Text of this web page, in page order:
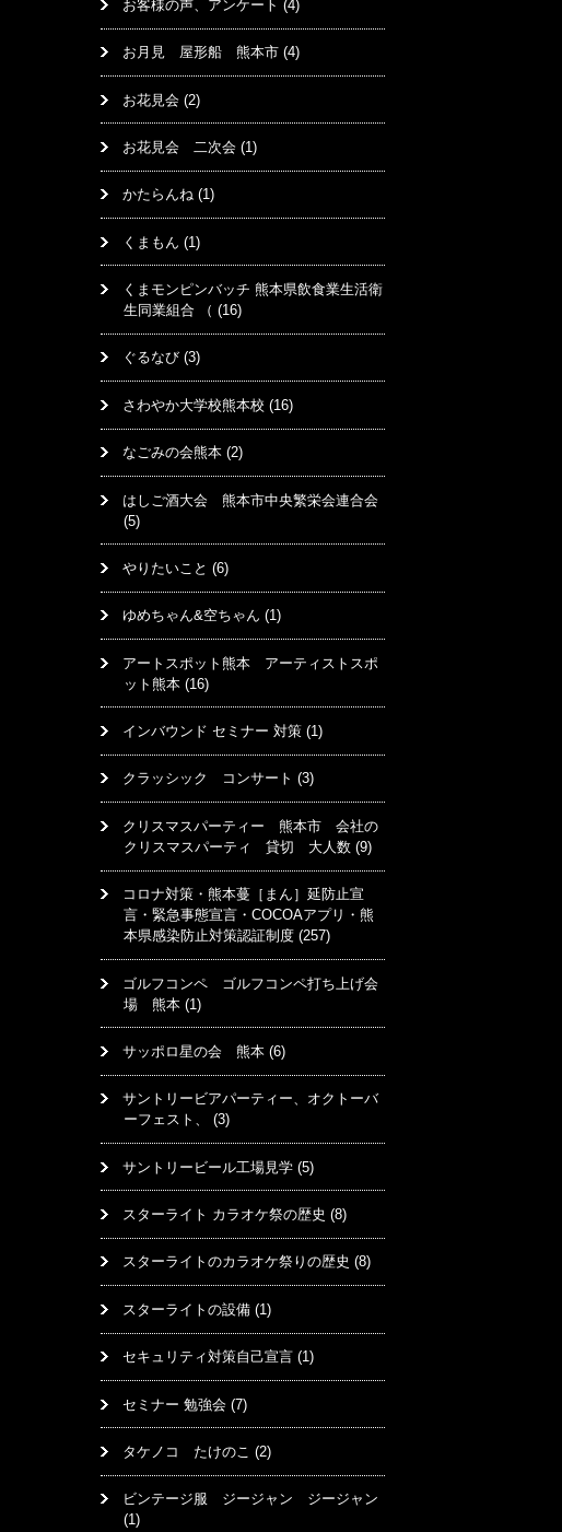
お客様の声、アンケート (4)
お月見 屋形船 熊本市 (4)
お花見会 (2)
お花見会 二次会 (1)
かたらんね (1)
くまもん (1)
くまモンピンバッチ 熊本県飲食業生活衛
生同業組合 （ (16)
ぐるなび (3)
さわやか大学校熊本校 (16)
なごみの会熊本 (2)
はしご酒大会 熊本市中央繁栄会連合会
(5)
やりたいこと (6)
ゆめちゃん&空ちゃん (1)
アートスポット熊本 アーティストスポ
ット熊本 (16)
インバウンド セミナー 対策 (1)
クラッシック コンサート (3)
クリスマスパーティー 熊本市 会社の
クリスマスパーティ 貸切 大人数 (9)
コロナ対策・熊本蔓［まん］延防止宣
言・緊急事態宣言・COCOAアプリ・熊
本県感染防止対策認証制度 (257)
ゴルフコンペ ゴルフコンペ打ち上げ会
場 熊本 (1)
サッポロ星の会 熊本 (6)
サントリービアパーティー、オクトーバ
ーフェスト、 (3)
サントリービール工場見学 (5)
スターライト カラオケ祭の歴史 (8)
スターライトのカラオケ祭りの歴史 (8)
スターライトの設備 (1)
セキュリティ対策自己宣言 (1)
セミナー 勉強会 (7)
タケノコ たけのこ (2)
ビンテージ服 ジージャン ジージャン
(1)